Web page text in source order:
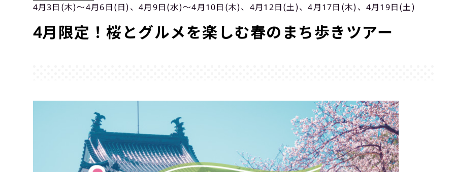
4月限定！桜とグルメを楽しむ春のまち歩きツアー
4月3日(木)〜4月6日(日)、4月9日(水)〜4月10日(木)、4月12日(土)、4月17日(木)、4月19日(土)